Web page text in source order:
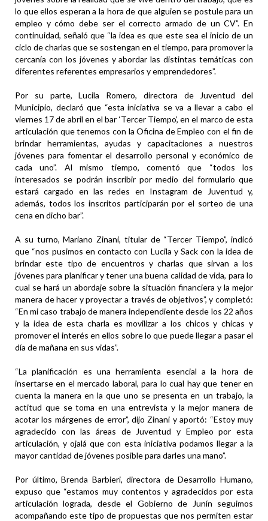
lo que ellos esperan a la hora de que alguien se postule para un
empleo y cómo debe ser el correcto armado de un CV”. En
continuidad, señaló que “la idea es que este sea el inicio de un
ciclo de charlas que se sostengan en el tiempo, para promover la
cercanía con los jóvenes y abordar las distintas temáticas con
diferentes referentes empresarios y emprendedores”.
Por su parte, Lucila Romero, directora de Juventud del
Municipio, declaró que “esta iniciativa se va a llevar a cabo el
viernes 17 de abril en el bar ‘Tercer Tiempo’, en el marco de esta
articulación que tenemos con la Oficina de Empleo con el fin de
brindar herramientas, ayudas y capacitaciones a nuestros
jóvenes para fomentar el desarrollo personal y económico de
cada uno”. Al mismo tiempo, comentó que “todos los
interesados se podrán inscribir por medio del formulario que
estará cargado en las redes en Instagram de Juventud y,
además, todos los inscritos participarán por el sorteo de una
cena en dicho bar”.
A su turno, Mariano Zinani, titular de “Tercer Tiempo”, indicó
que “nos pusimos en contacto con Lucila y Sack con la idea de
brindar este tipo de encuentros y charlas que sirvan a los
jóvenes para planificar y tener una buena calidad de vida, para lo
cual se hará un abordaje sobre la situación financiera y la mejor
manera de hacer y proyectar a través de objetivos”, y completó:
“En mi caso trabajo de manera independiente desde los 22 años
y la idea de esta charla es movilizar a los chicos y chicas y
promover el interés en ellos sobre lo que puede llegar a pasar el
día de mañana en sus vidas”.
“La planificación es una herramienta esencial a la hora de
insertarse en el mercado laboral, para lo cual hay que tener en
cuenta la manera en la que uno se presenta en un trabajo, la
actitud que se toma en una entrevista y la mejor manera de
acotar los márgenes de error”, dijo Zinani y aportó: “Estoy muy
agradecido con las áreas de Juventud y Empleo por esta
articulación, y ojalá que con esta iniciativa podamos llegar a la
mayor cantidad de jóvenes posible para darles una mano”.
Por último, Brenda Barbieri, directora de Desarrollo Humano,
expuso que “estamos muy contentos y agradecidos por esta
articulación lograda, desde el Gobierno de Junín seguimos
acompañando este tipo de propuestas que nos permiten estar